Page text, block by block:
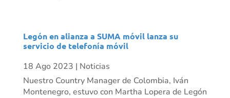
Legón en alianza a SUMA móvil lanza su
servicio de telefonía móvil
18 Ago 2023 | Noticias
Nuestro Country Manager de Colombia, Iván
Montenegro, estuvo con Martha Lopera de Legón